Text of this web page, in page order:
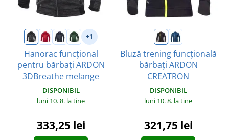
+1
Hanorac funcțional
pentru bărbați ARDON
3DBreathe melange
DISPONIBIL
luni 10. 8. la tine
333,25 lei
Bluză trening funcțională
bărbați ARDON
CREATRON
DISPONIBIL
luni 10. 8. la tine
321,75 lei